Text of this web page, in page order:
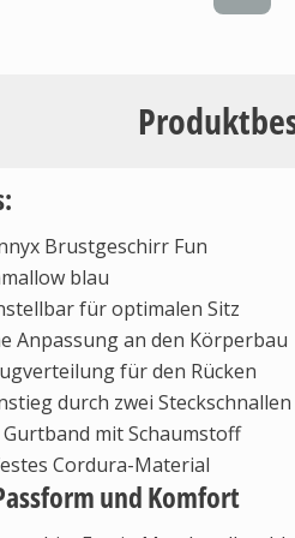
Brustgeschirr Fun
blau
für optimalen Sitz
Anpassung an den Körperbau
für den Rücken
durch zwei Steckschnallen
mit Schaumstoff
Cordura-Material
und Komfort